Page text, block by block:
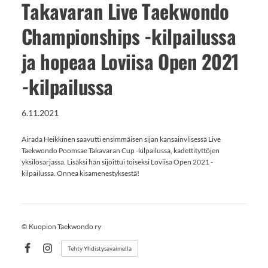
Takavaran Live Taekwondo
Championships -kilpailussa
ja hopeaa Loviisa Open 2021
-kilpailussa
6.11.2021
Airada Heikkinen saavutti ensimmäisen sijan kansainvlisessä Live
Taekwondo Poomsae Takavaran Cup -kilpailussa, kadettityttöjen
yksilösarjassa. Lisäksi hän sijoittui toiseksi Loviisa Open 2021 -
kilpailussa. Onnea kisamenestyksestä!
© Kuopion Taekwondo ry
FacebookInstagram
Tehty Yhdistysavaimella